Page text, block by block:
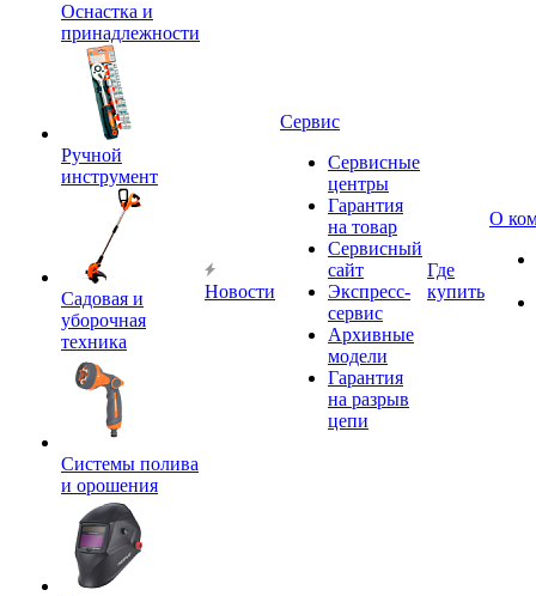
Оснастка и
принадлежности
Ручной
инструмент
Садовая и
уборочная
техника
Системы полива
и орошения
Новости
Сервис
Сервисные
центры
Гарантия
на товар
Сервисный
сайт
Экспресс-
сервис
Архивные
модели
Гарантия
на разрыв
цепи
Где
купить
О